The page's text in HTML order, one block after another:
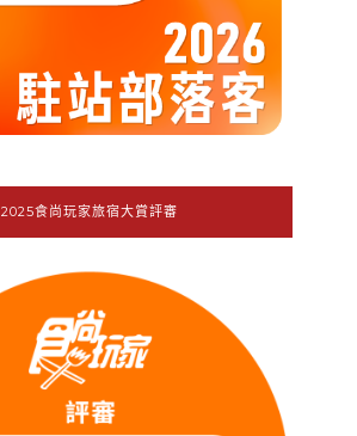
2025食尚玩家旅宿大賞評審